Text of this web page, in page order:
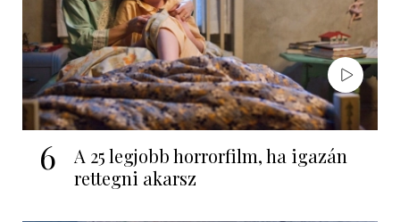
6
A 25 legjobb horrorfilm, ha igazán
rettegni akarsz